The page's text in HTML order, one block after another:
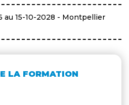
au 15-10-2028 - Montpellier
LA FORMATION